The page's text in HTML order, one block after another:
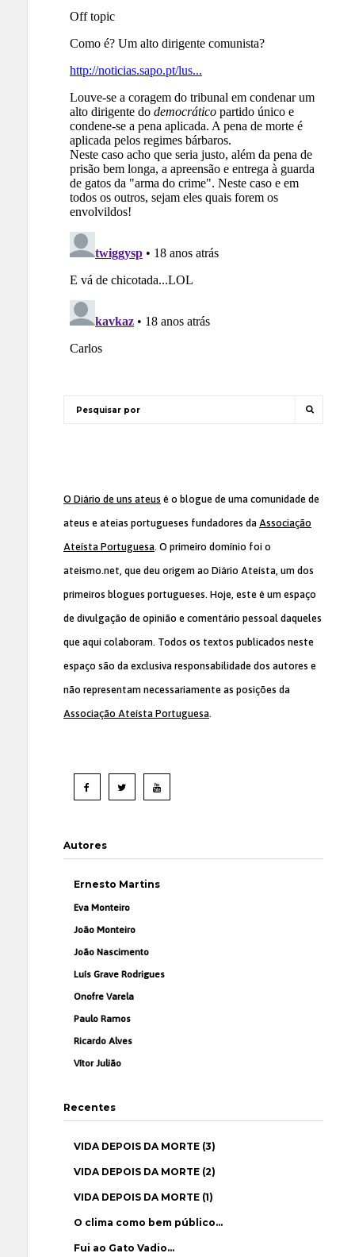
O Diário de uns ateus é o blogue de uma comunidade de
ateus e ateias portugueses fundadores da Associação
Ateísta Portuguesa. O primeiro domínio foi o
ateismo.net, que deu origem ao Diário Ateísta, um dos
primeiros blogues portugueses. Hoje, este é um espaço
de divulgação de opinião e comentário pessoal daqueles
que aqui colaboram. Todos os textos publicados neste
espaço são da exclusiva responsabilidade dos autores e
não representam necessariamente as posições da
Associação Ateísta Portuguesa.
Autores
Ernesto Martins
Eva Monteiro
João Monteiro
João Nascimento
Luís Grave Rodrigues
Onofre Varela
Paulo Ramos
Ricardo Alves
Vítor Julião
Recentes
VIDA DEPOIS DA MORTE (3)
VIDA DEPOIS DA MORTE (2)
VIDA DEPOIS DA MORTE (1)
O clima como bem público…
Fui ao Gato Vadio…